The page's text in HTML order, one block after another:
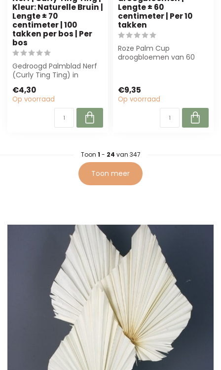
Kleur: Naturelle Bruin |
Lengte ± 70
centimeter | 100
takken per bos | Per
bos
Gedroogd Palmblad Nerf
(Curly Ting Ting) in
Perfect voor...
€4,30
Op voorraad
Lengte ± 60
centimeter | Per 10
takken
Roze Palm Cup
droogbloemen van 60
€9,35
Op voorraad
Toon 1 - 24 van 347
Toon meer